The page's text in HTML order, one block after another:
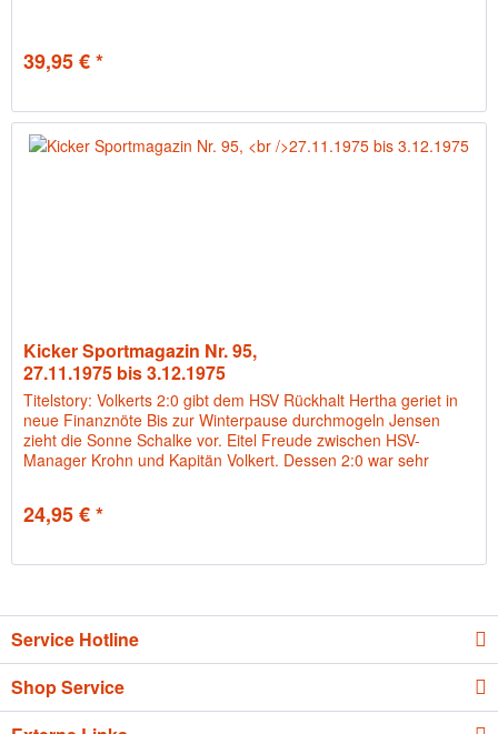
39,95 € *
Kicker Sportmagazin Nr. 95,
27.11.1975 bis 3.12.1975
Titelstory: Volkerts 2:0 gibt dem HSV Rückhalt Hertha geriet in
neue Finanznöte Bis zur Winterpause durchmogeln Jensen
zieht die Sonne Schalke vor. Eitel Freude zwischen HSV-
Manager Krohn und Kapitän Volkert. Dessen 2:0 war sehr
24,95 € *
Service Hotline
Shop Service